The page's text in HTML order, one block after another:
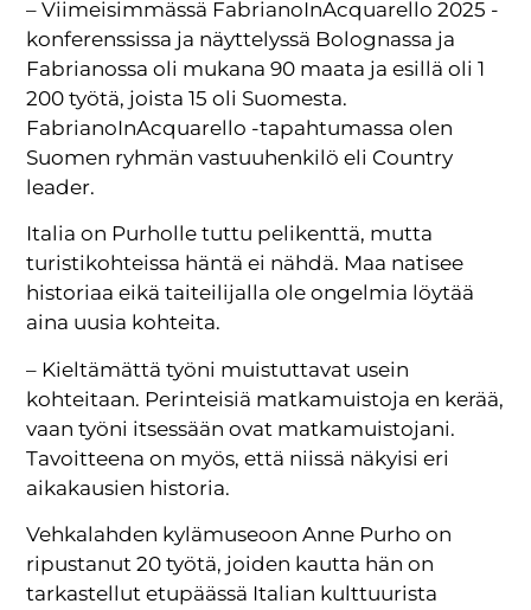
– Viimeisimmässä FabrianoInAcquarello 2025 -
konferenssissa ja näyttelyssä Bolognassa ja
Fabrianossa oli mukana 90 maata ja esillä oli 1
200 työtä, joista 15 oli Suomesta.
FabrianoInAcquarello -tapahtumassa olen
Suomen ryhmän vastuuhenkilö eli Country
leader.
Italia on Purholle tuttu pelikenttä, mutta
turistikohteissa häntä ei nähdä. Maa natisee
historiaa eikä taiteilijalla ole ongelmia löytää
aina uusia kohteita.
– Kieltämättä työni muistuttavat usein
kohteitaan. Perinteisiä matkamuistoja en kerää,
vaan työni itsessään ovat matkamuistojani.
Tavoitteena on myös, että niissä näkyisi eri
aikakausien historia.
Vehkalahden kylämuseoon Anne Purho on
ripustanut 20 työtä, joiden kautta hän on
tarkastellut etupäässä Italian kulttuurista